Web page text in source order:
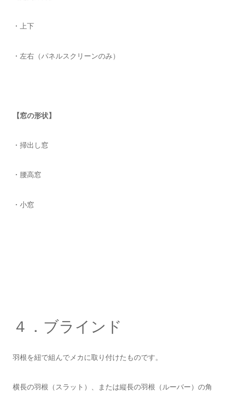
・上下
・左右（パネルスクリーンのみ）
【窓の形状】
・掃出し窓
・腰高窓
・小窓
４．ブラインド
羽根を紐で組んでメカに取り付けたものです。
横長の羽根（スラット）、または縦長の羽根（ルーバー）の角